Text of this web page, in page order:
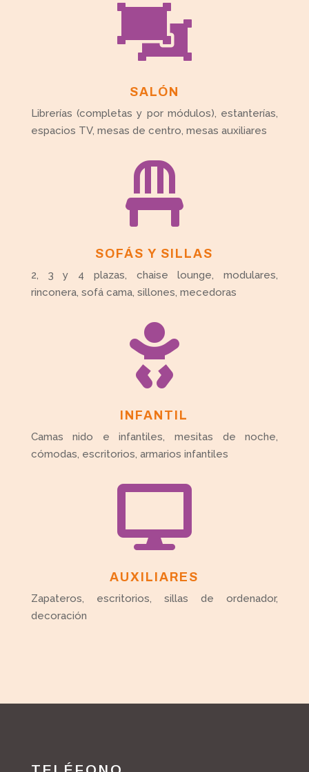

SALÓN
Librerías (completas y por módulos), estanterías,
espacios TV, mesas de centro, mesas auxiliares

SOFÁS Y SILLAS
2, 3 y 4 plazas, chaise lounge, modulares,
rinconera, sofá cama, sillones, mecedoras

INFANTIL
Camas nido e infantiles, mesitas de noche,
cómodas, escritorios, armarios infantiles

AUXILIARES
Zapateros, escritorios, sillas de ordenador,
decoración